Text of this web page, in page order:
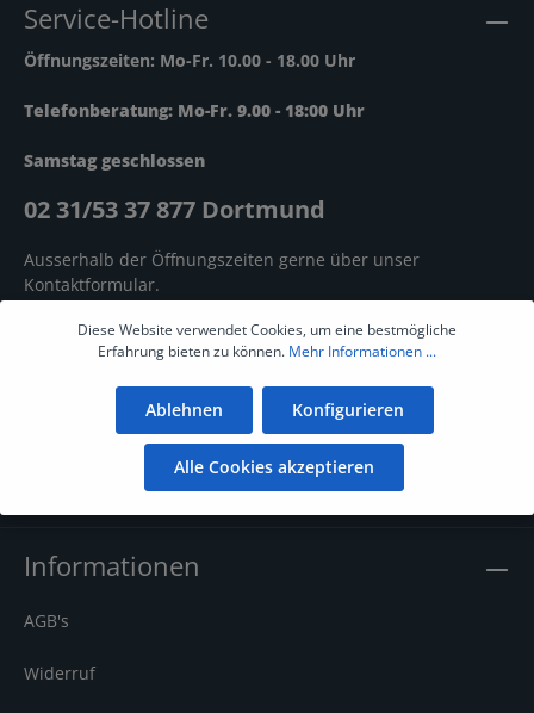
Service-Hotline
Öffnungszeiten: Mo-Fr. 10.00 - 18.00 Uhr
Telefonberatung: Mo-Fr. 9.00 - 18:00 Uhr
Samstag geschlossen
02 31/53 37 877 Dortmund
Ausserhalb der Öffnungszeiten gerne über unser
Kontaktformular.
Informationen
AGB's
Widerruf
Diese Website verwendet Cookies, um eine bestmögliche
Erfahrung bieten zu können. Mehr Informationen ...
Ablehnen Konfigurieren
Alle Cookies akzeptieren